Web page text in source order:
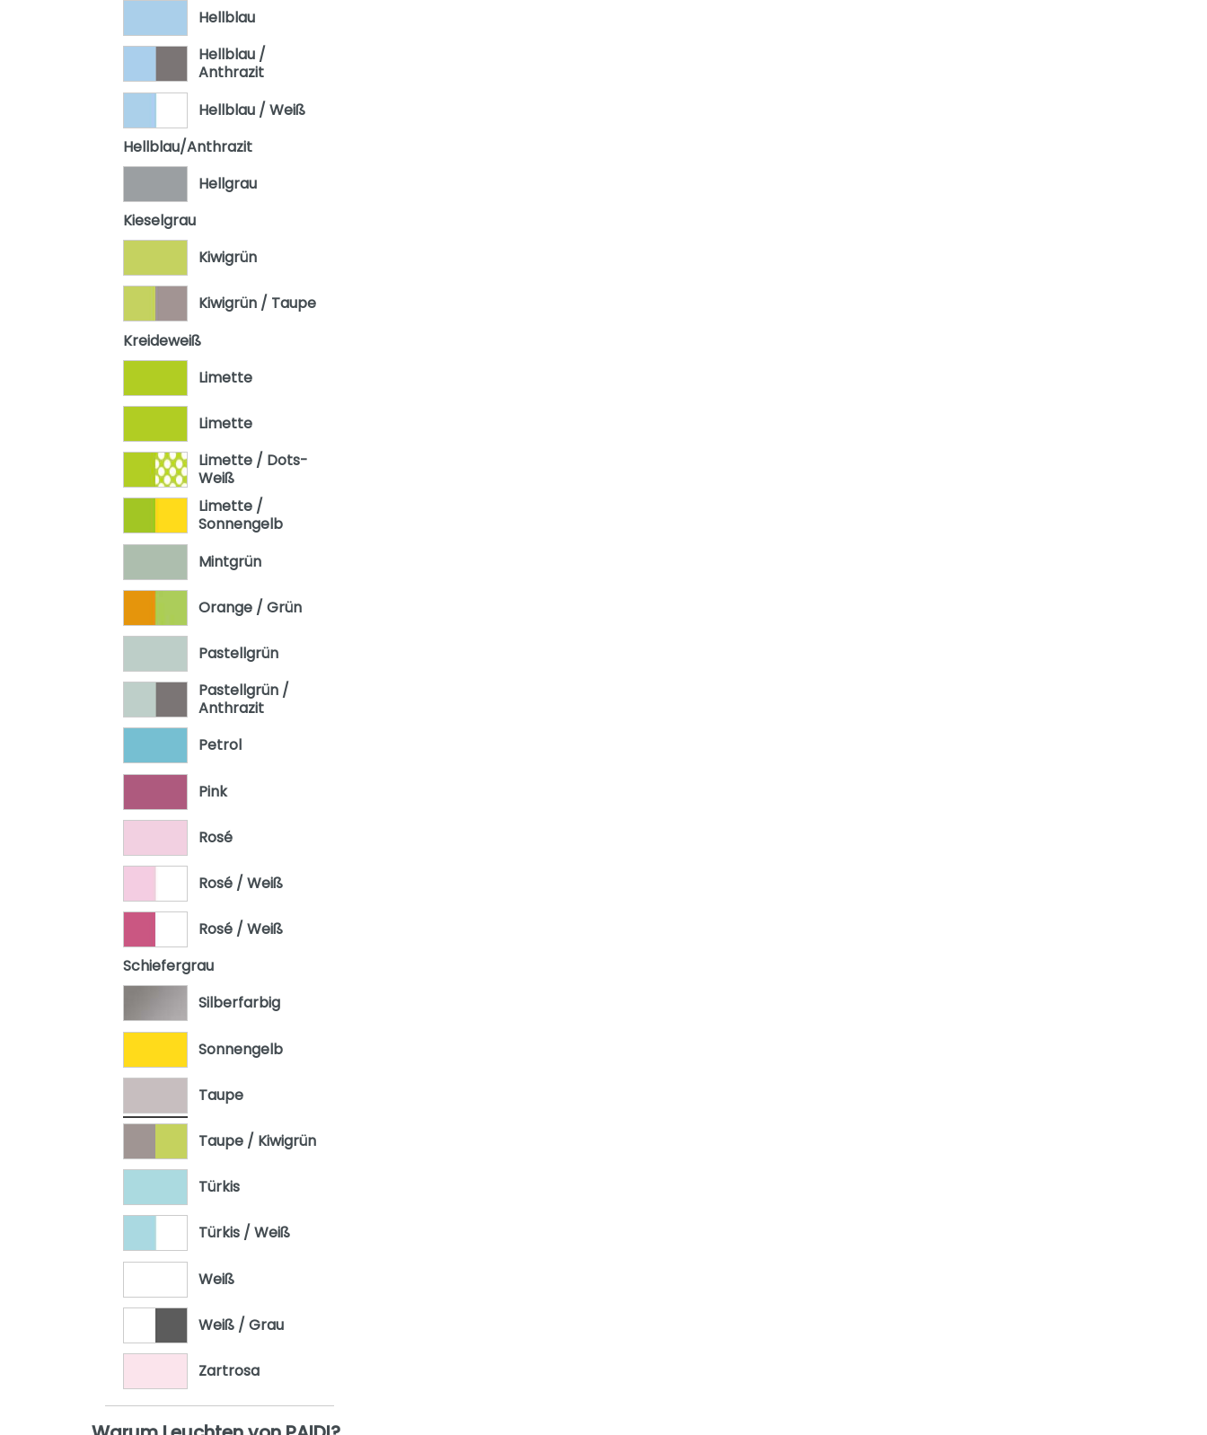
Hellblau
Hellblau /
Anthrazit
Hellblau / Weiß
Hellblau/Anthrazit
Hellgrau
Kieselgrau
Kiwigrün
Kiwigrün / Taupe
Kreideweiß
Limette
Limette
Limette / Dots-
Weiß
Limette /
Sonnengelb
Mintgrün
Orange / Grün
Pastellgrün
Pastellgrün /
Anthrazit
Petrol
Pink
Rosé
Rosé / Weiß
Rosé / Weiß
Schiefergrau
Silberfarbig
Sonnengelb
Taupe
Taupe / Kiwigrün
Türkis
Türkis / Weiß
Weiß
Weiß / Grau
Zartrosa